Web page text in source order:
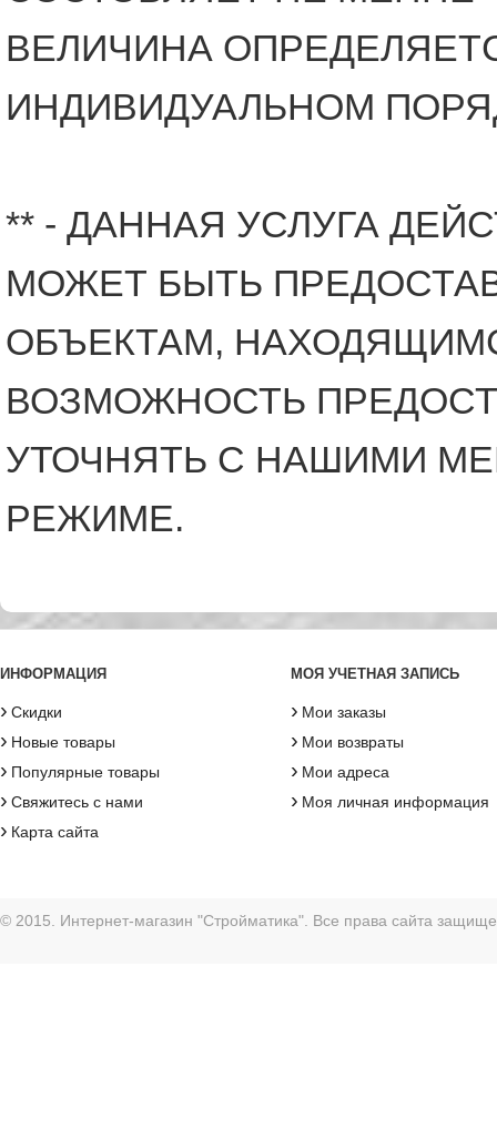
ВЕЛИЧИНА
ИНДИВИДУАЛЬНОМ
** - ДАННАЯ УСЛУГА
МОЖЕТ БЫТЬ
ОБЪЕКТАМ,
ВОЗМОЖНОСТЬ
УТОЧНЯТЬ С НАШИМИ
РЕЖИМЕ.
ИНФОРМАЦИЯ
› Скидки
› Новые товары
› Популярные товары
› Свяжитесь с нами
› Карта сайта
МОЯ УЧЕТНАЯ ЗАПИСЬ
› Мои заказы
› Мои возвраты
› Мои адреса
› Моя личная информация
© 2015. Интернет-магазин "Стройматика". Все права сайта